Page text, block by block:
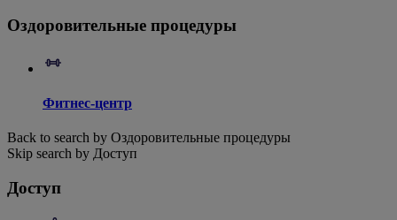
Оздоровительные процедуры
Фитнес-центр
Back to search by Оздоровительные процедуры
Skip search by Доступ
Доступ